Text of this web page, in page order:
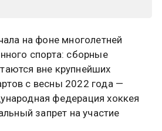
на фоне многолетней
спорта: сборные
вне крупнейших
с весны 2022 года —
федерация хоккея
запрет на участие